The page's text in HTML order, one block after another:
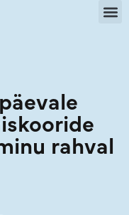
rahval